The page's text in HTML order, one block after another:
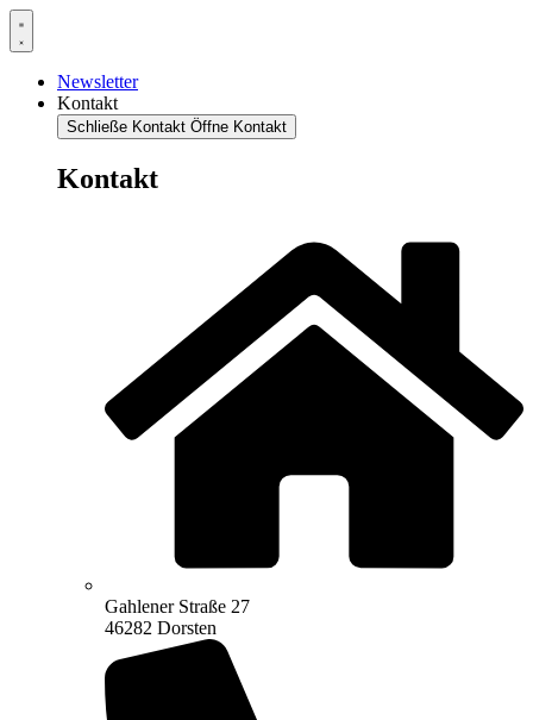
Newsletter
Kontakt
Schließe Kontakt Öffne Kontakt
Kontakt
Gahlener Straße 27
46282 Dorsten